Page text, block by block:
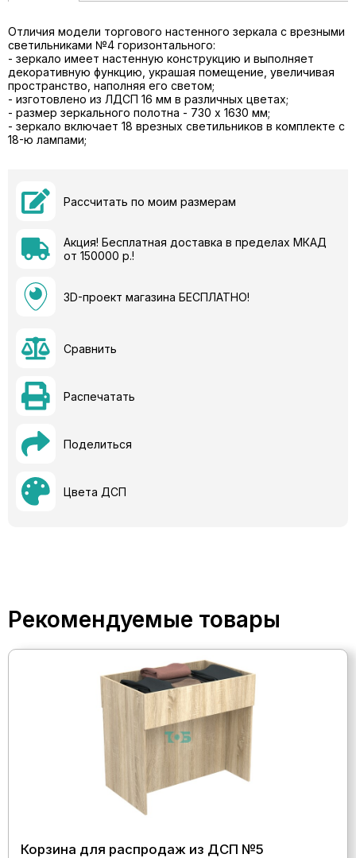
Отличия модели торгового настенного зеркала с врезными
светильниками №4 горизонтального:
- зеркало имеет настенную конструкцию и выполняет
декоративную функцию, украшая помещение, увеличивая
пространство, наполняя его светом;
- изготовлено из ЛДСП 16 мм в различных цветах;
- размер зеркального полотна - 730 х 1630 мм;
- зеркало включает 18 врезных светильников в комплекте с
18-ю лампами;
Рассчитать по моим размерам
Акция! Бесплатная доставка в пределах МКАД
от 150000 р.!
3D-проект магазина БЕСПЛАТНО!
Сравнить
Распечатать
Поделиться
Цвета ДСП
Рекомендуемые товары
Корзина для распродаж из ДСП №5